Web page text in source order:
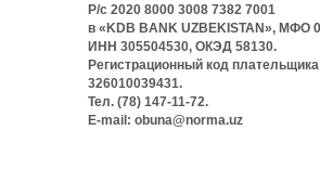
Р/с 2020 8000 3008 7382 7001
в «KDB BANK UZBEKISTAN», МФО
ИНН 305504530, ОКЭД 58130.
Регистрационный код
326010039431.
Тел. (78) 147-11-72.
E-mail: obuna@norma.uz